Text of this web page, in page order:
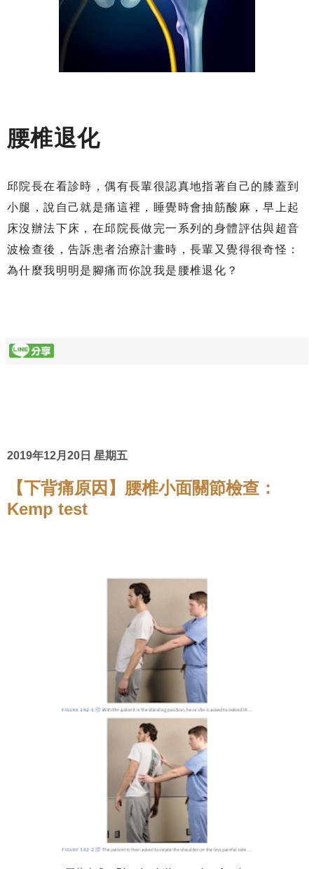
腰椎退化
邱院長在看診時，偶有長輩很認真地指著自己的膝蓋到
小腿，說自己就是痛這裡，睡覺時會抽筋酸麻，早上起
床沒辦法下床，在邱院長做完一系列的身體評估與超音
波檢查後，告訴患者治療計畫時，長輩又覺得很奇怪：
為什麼我明明是腳痛而你說我是腰椎退化？
2019年12月20日 星期五
【下背痛原因】腰椎小面關節檢查：
Kemp test